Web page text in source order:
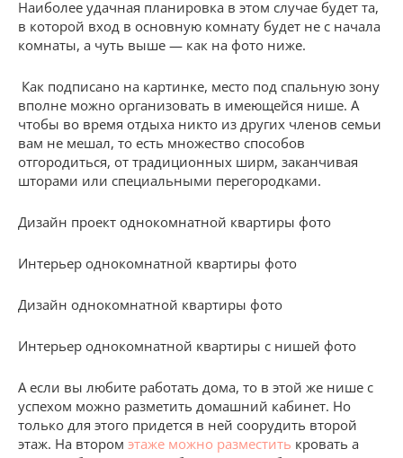
Наиболее удачная планировка в этом случае будет та,
в которой вход в основную комнату будет не с начала
комнаты, а чуть выше — как на фото ниже.
Как подписано на картинке, место под спальную зону
вполне можно организовать в имеющейся нише. А
чтобы во время отдыха никто из других членов семьи
вам не мешал, то есть множество способов
отгородиться, от традиционных ширм, заканчивая
шторами или специальными перегородками.
Дизайн проект однокомнатной квартиры фото
Интерьер однокомнатной квартиры фото
Дизайн однокомнатной квартиры фото
Интерьер однокомнатной квартиры с нишей фото
А если вы любите работать дома, то в этой же нише с
успехом можно разметить домашний кабинет. Но
только для этого придется в ней соорудить второй
этаж. На втором этаже можно разместить кровать а